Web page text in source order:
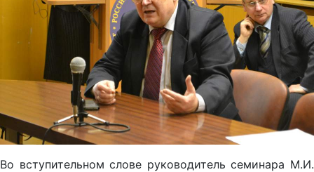
Во вступительном слове руководитель семинара М.И.